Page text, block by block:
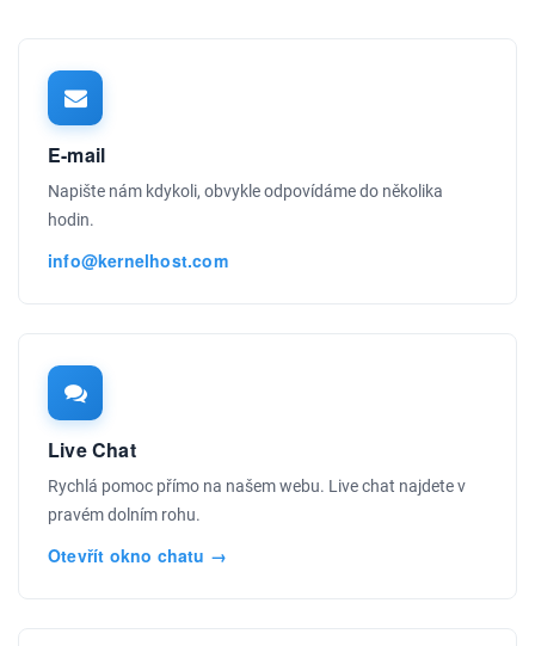
E-mail
Napište nám kdykoli, obvykle odpovídáme do několika
hodin.
info@kernelhost.com
Live Chat
Rychlá pomoc přímo na našem webu. Live chat najdete v
pravém dolním rohu.
Otevřít okno chatu →